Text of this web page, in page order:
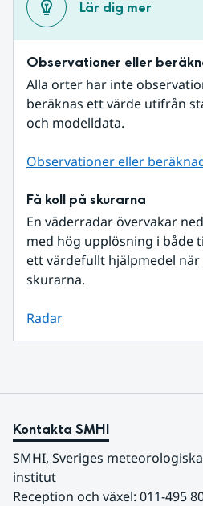
Lär dig mer
Observationer eller
Alla orter har inte
beräknas ett värde utifrån
och modelldata.
Observationer eller
Få koll på skurarna
En väderradar övervakar
med hög upplösning i både
ett värdefullt hjälpmedel när
skurarna.
Radar
Kontakta SMHI
SMHI, Sveriges
institut
Reception och växel: 011-495